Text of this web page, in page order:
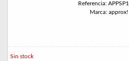
Referencia:
Marca: approx!
Sin stock